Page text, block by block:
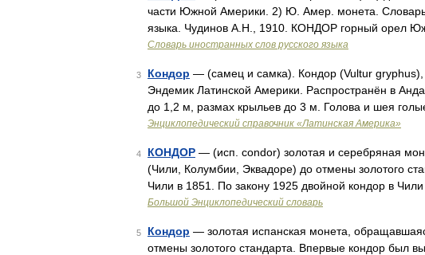
части Южной Америки. 2) Ю. Амер. монета. Словарь
языка. Чудинов А.Н., 1910. КОНДОР горный орел
Словарь иностранных слов русского языка
3 Кондор — (самец и самка). Кондор (Vultur gryphus),
Эндемик Латинской Америки. Распространён в
до 1,2 м, размах крыльев до 3 м. Голова и шея
Энциклопедический справочник «Латинская Америка»
4 КОНДОР — (исп. condor) золотая и серебряная
(Чили, Колумбии, Эквадоре) до отмены золотого
Чили в 1851. По закону 1925 двойной кондор в
Большой Энциклопедический словарь
5 Кондор — золотая испанская монета,
отмены золотого стандарта. Впервые кондор был